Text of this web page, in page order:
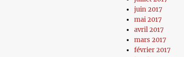
juin 2017
mai 2017
avril 2017
mars 2017
février 2017